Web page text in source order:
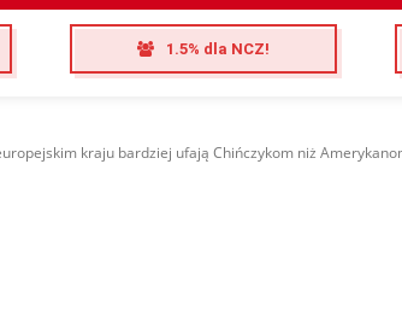
1.5% dla NCZ!
kraju bardziej ufają Chińczykom niż